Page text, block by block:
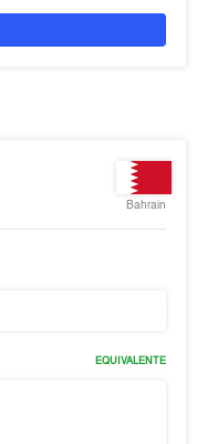
Bahrain
EQUIVALENTE